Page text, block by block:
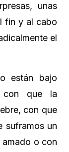
unas
fin y al cabo
el
están bajo
con que la
con que
suframos un
o con